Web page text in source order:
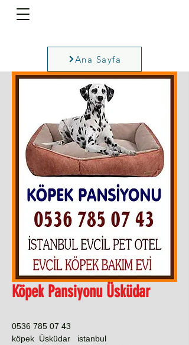
Ana Sayfa
Köpek Pansiyonu Üsküdar
0536 785 07 43
köpek Üsküdar istanbul